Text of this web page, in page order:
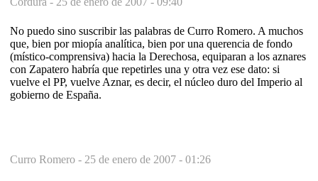
No puedo sino suscribir las palabras de Curro Romero. A muchos
que, bien por miopía analítica, bien por una querencia de fondo
(místico-comprensiva) hacia la Derechosa, equiparan a los aznares
con Zapatero habría que repetirles una y otra vez ese dato: si
vuelve el PP, vuelve Aznar, es decir, el núcleo duro del Imperio al
gobierno de España.
Curro Romero - 25 de enero de 2007 - 01:26